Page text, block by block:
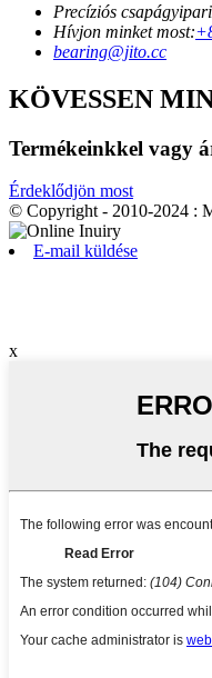
Precíziós
Hívjon minket most:
bearing@jito.cc
KÖVESSEN
Termékeinkkel vagy
Érdeklődjön most
© Copyright - 2010-2024 :
E-mail küldése
x